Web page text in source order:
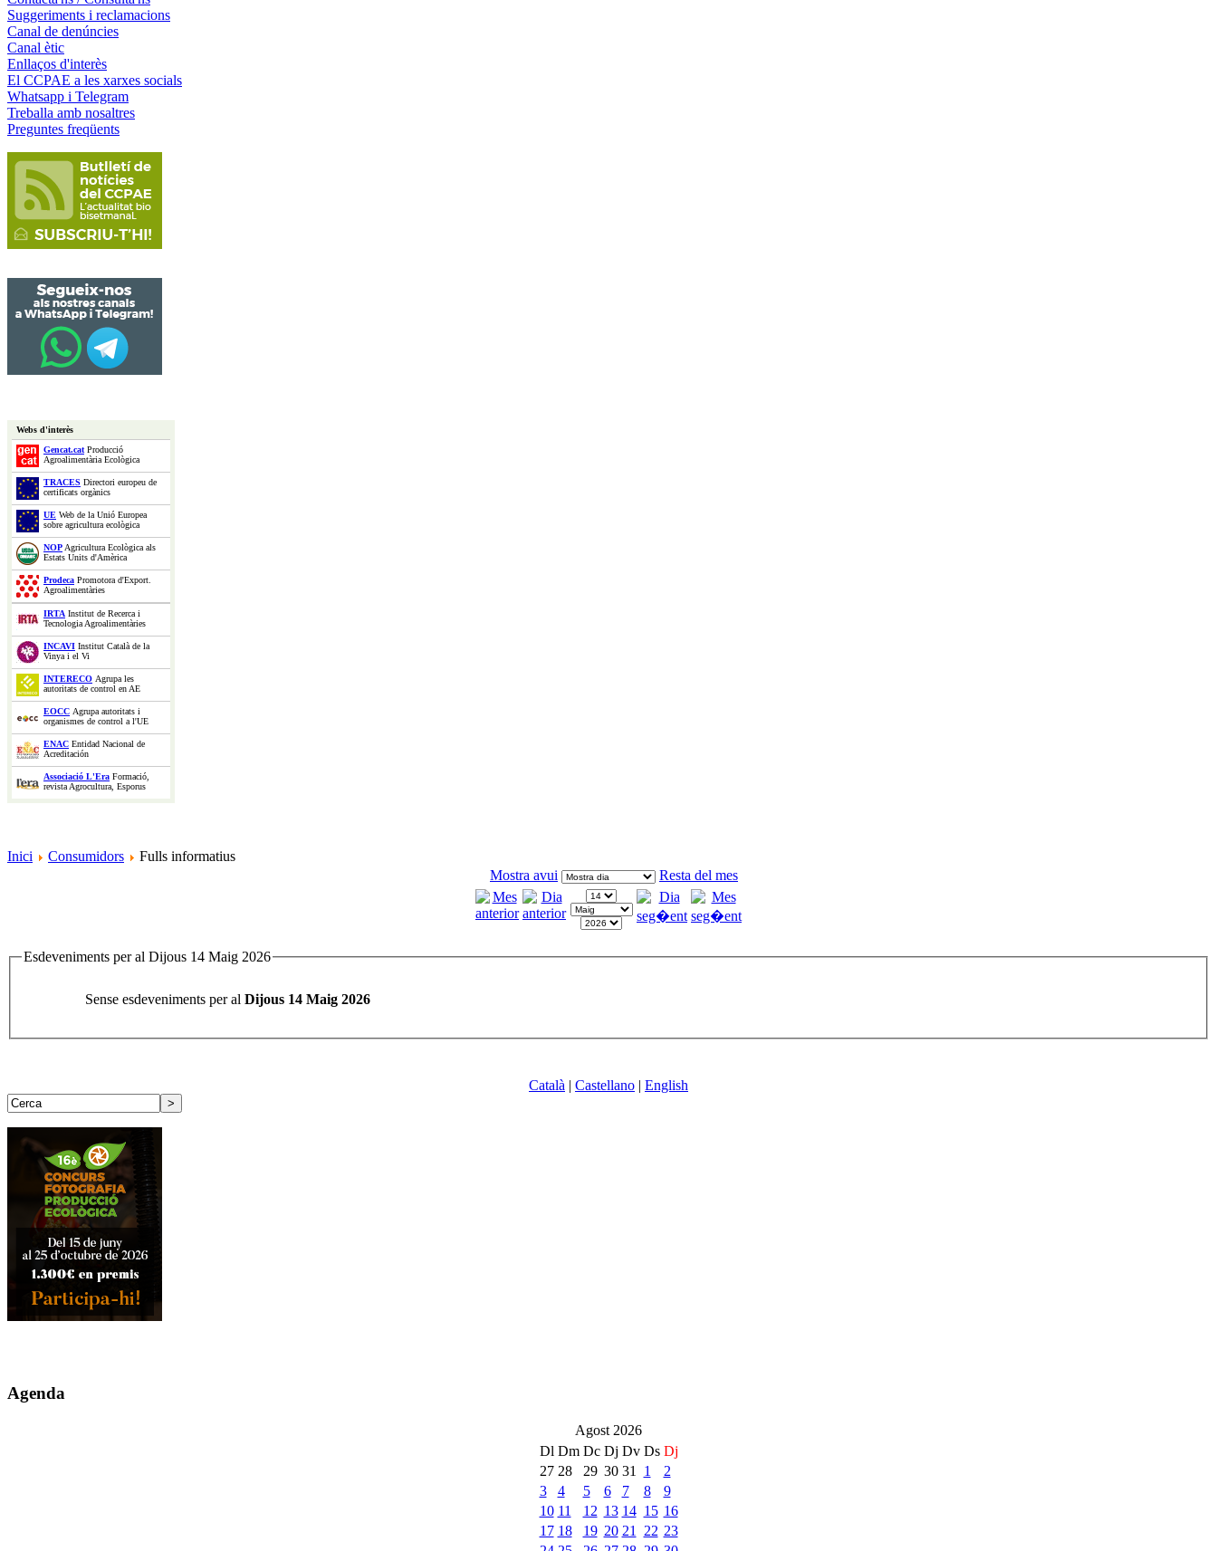
Suggeriments i reclamacions
Canal de denúncies
Canal ètic
Enllaços d'interès
El CCPAE a les xarxes socials
Whatsapp i Telegram
Treballa amb nosaltres
Preguntes freqüents
Webs d'interès
Gencat.catProducció
Agroalimentària Ecològica
TRACES Directori europeu de
certificats orgànics
UE Web de la Unió Europea
sobre agricultura ecològica
NOPAgricultura Ecològica als
Estats Units d'Amèrica
Prodeca Promotora d'Export.
Agroalimentàries
IRTA Institut de Recerca i
Tecnologia Agroalimentàries
INCAVI Institut Català de la
Vinya i el Vi
INTERECO Agrupa les
autoritats de control en AE
EOCC Agrupa autoritats i
organismes de control a l'UE
ENAC Entidad Nacional de
Acreditación
Associació L'Era Formació,
revista Agrocultura, Esporus
Inici Consumidors
Fulls informatius
Mostra avui
Resta del mes
Esdeveniments per al Dijous 14 Maig 2026
Sense esdeveniments per al Dijous 14 Maig 2026
Català | Castellano | English
Agenda
Agost 2026
Dl Dm Dc Dj Dv Ds Dj
27 28 29 30 31 1
2
3
4 5 6 7 8
9
10 11 12 13 14 15 16
17 18 19 20 21 22 23